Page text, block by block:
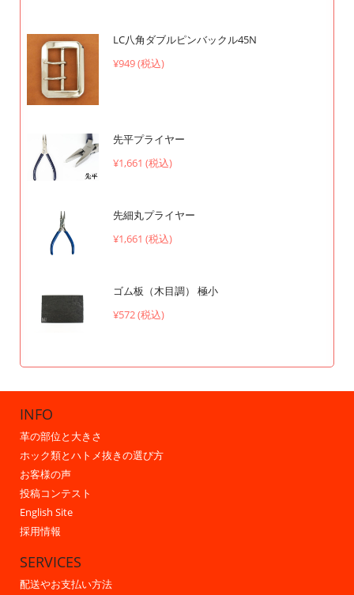
LC八角ダブルピンバックル45N
¥949 (税込)
先平プライヤー
¥1,661 (税込)
先細丸プライヤー
¥1,661 (税込)
ゴム板（木目調） 極小
¥572 (税込)
INFO
革の部位と大きさ
ホック類とハトメ抜きの選び方
お客様の声
投稿コンテスト
English Site
採用情報
SERVICES
配送やお支払い方法